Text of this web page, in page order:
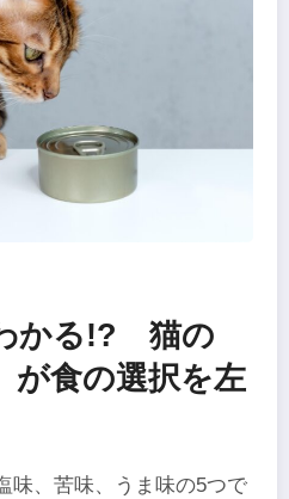
かる!? 猫の
が食の選択を左
味、苦味、うま味の5つで